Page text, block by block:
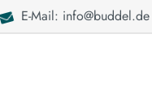
Zur Suche springen
E-Mail: info@buddel.de